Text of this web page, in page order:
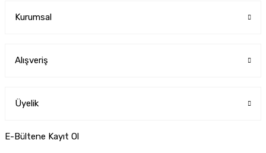
Kurumsal
Alışveriş
Üyelik
E-Bültene Kayıt Ol